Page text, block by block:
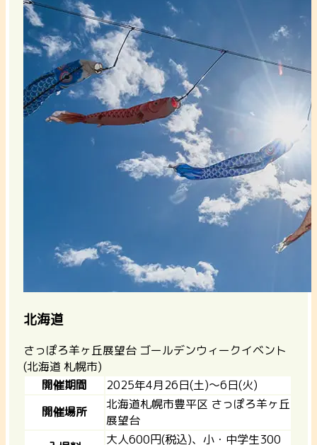
北海道
さっぽろ羊ヶ丘展望台 ゴールデンウィークイベント
(北海道 札幌市)
開催期間
2025年4月26日(土)～6日(火)
開催場所
北海道札幌市豊平区 さっぽろ羊ヶ丘
展望台
大人600円(税込)、小・中学生300